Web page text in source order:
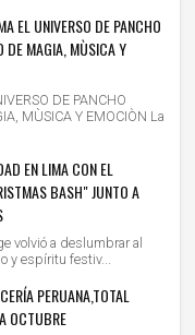
EL UNIVERSO DE PANCHO
DE MAGIA, MÙSICA Y
DE PANCHO
MÙSICA Y EMOCIÒN La
EN LIMA CON EL
BASH" JUNTO A
volvió a deslumbrar al
y espíritu festiv...
PERUANA,TOTAL
OCTUBRE